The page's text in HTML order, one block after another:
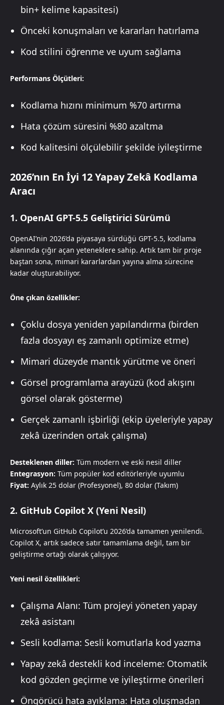
bin+ kelime kapasitesi)
Önceki konuşmaları ve kararları hatırlama
Kod stilini öğrenme ve uyum sağlama
Performans Ölçütleri:
Kodlama hızını minimum %70 artırma
Hata çözüm süresini %80 azaltma
Kod kalitesini ölçülebilir şekilde iyileştirme
2026’nın En İyi 12 Yapay Zekâ Kodlama
Aracı
1. OpenAI GPT-5.5 Geliştirici Sürümü
OpenAI’nin 2026’da piyasaya sürdüğü GPT-5.5, kodlama
alanında çığır açan yeteneklere sahip. Artık tam bir proje
baştan sona, mimari kararlardan yayına alma sürecine
kadar oluşturabiliyor.
Öne çıkan özellikler:
Çoklu dosya yeniden yapılandırma (birden
fazla dosyayı eş zamanlı optimize etme)
Mimari düzeyde mantık yürütme ve öneri
Görsel programlama arayüzü (kod akışını
görsel olarak gösterme)
Gerçek zamanlı işbirliği (ekip üyeleriyle yapay
zekâ üzerinden ortak çalışma)
Desteklenen diller: Tüm modern ve eski nesil diller
Entegrasyon: Tüm popüler kod editörleriyle uyumlu
Fiyat: Aylık 25 dolar (Profesyonel), 80 dolar (Takım)
2. GitHub Copilot X (Yeni Nesil)
Microsoft’un GitHub Copilot’u 2026’da tamamen yenilendi.
Copilot X, artık sadece satır tamamlama değil, tam bir
geliştirme ortağı olarak çalışıyor.
Yeni nesil özellikleri:
Çalışma Alanı: Tüm projeyi yöneten yapay
zekâ asistanı
Sesli kodlama: Sesli komutlarla kod yazma
Yapay zekâ destekli kod inceleme: Otomatik
kod gözden geçirme ve iyileştirme önerileri
Öngörücü hata ayıklama: Hata oluşmadan